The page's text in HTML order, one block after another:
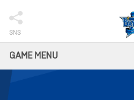
SNS
GAME MENU